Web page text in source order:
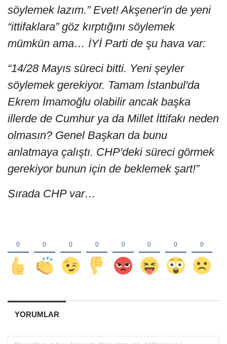
söylemek lazım.” Evet! Akşener'in de yeni
“ittifaklara” göz kırptığını söylemek
mümkün ama… İYİ Parti de şu hava var:
“14/28 Mayıs süreci bitti. Yeni şeyler
söylemek gerekiyor. Tamam İstanbul'da
Ekrem İmamoğlu olabilir ancak başka
illerde de Cumhur ya da Millet İttifakı neden
olmasın? Genel Başkan da bunu
anlatmaya çalıştı. CHP'deki süreci görmek
gerekiyor bunun için de beklemek şart!”
Sırada CHP var…
YORUMLAR